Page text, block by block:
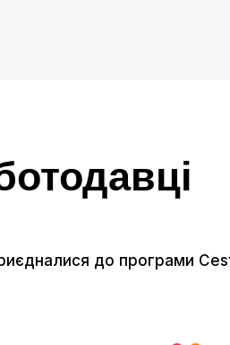
до програми